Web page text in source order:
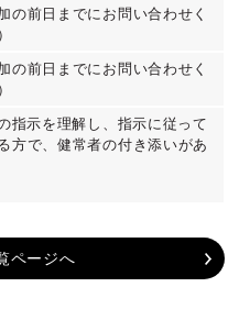
の前日までにお問い合わせく
の前日までにお問い合わせく
指示を理解し、指示に従って
方で、健常者の付き添いがあ
ページへ